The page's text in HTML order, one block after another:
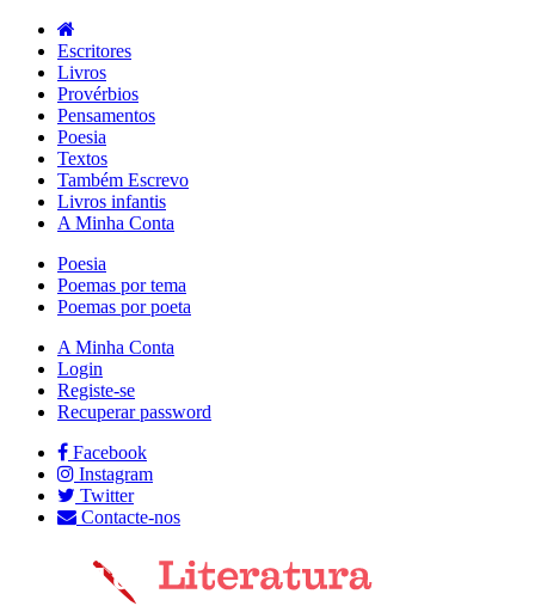
Escritores
Livros
Provérbios
Pensamentos
Poesia
Textos
Também Escrevo
Livros infantis
A Minha Conta
Poesia
Poemas por tema
Poemas por poeta
A Minha Conta
Login
Registe-se
Recuperar password
Facebook
Instagram
Twitter
Contacte-nos